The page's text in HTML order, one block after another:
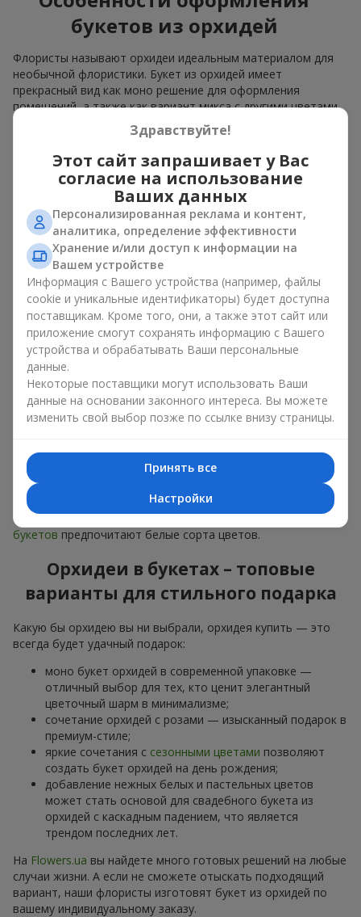
букетов из орхидей
Флористы называют орхидеи идеальным материалом для
необычной флористики. Букет из орхидей имеет
прекрасный вид как моно решение для оформления
помещений, а также как вариант микса с другими цветами,
который сохраняет свою выразительность в любом
Благодаря своей структуре орхидея позволяет создавать
композиции в классическом, минималистичном или
современном стиле. Букет из орхидей эффектно смотрится
как в камерных, так и в масштабных работах, а её
роскошные соцветия легко становятся центральным
элементом композиции. В зависимости от оформления и
сорта растений различается и цена на орхидеи. Учитывайте
это, прежде чем заказать букет из орхидей.
Кому дарят орхидеи?
Букет из орхидей универсален и может подойти любому. Их
дарятлюбимым женщинам
подруге,коллегеилибизнес-партнеру. Сегодня можно
орхидеи купить недорого, а значит, шанс сделать желанный
подарок становится еще больше.
особого события: юбилеев,
даже
бизнес-поздравлений.
Для романтики выбирают нежную экзотику — букет из
орхидей в розовых и фиолетовых тонах. Длясвадебных
букетов предпочитают белые сорта цветов.
Орхидеи в букетах – топовые
варианты для стильного подарка
Какую бы орхидею вы ни выбрали, орхидея купить — это
всегда будет удачный подарок:
моно букет орхидей в современной упаковке —
отличный выбор для тех, кто ценит элегантный
цветочный шарм в минимализме;
сочетание орхидей с розами — изысканный подарок в
премиум-стиле;
яркие сочетания с сезонными цветами позволяют
создать букет орхидей на день рождения;
добавление нежных белых и пастельных цветов
может стать основой для свадебного букета из
орхидей с каскадным падением, что является
трендом последних лет.
На Flowers.ua вы найдете много готовых решений на любые
случаи жизни. А если не сможете отыскать подходящий
вариант, наши флористы изготовят букет из орхидей по
вашему индивидуальному заказу.
Здравствуйте!
Этот сайт запрашивает у Вас
согласие на использование
Ваших данных
Персонализированная реклама и контент,
аналитика, определение эффективности
Хранение и/или доступ к информации на
Вашем устройстве
Информация с Вашего устройства (например, файлы
cookie и уникальные идентификаторы) будет доступна
поставщикам. Кроме того, они, а также этот сайт или
приложение смогут сохранять информацию с Вашего
устройства и обрабатывать Ваши персональные
данные.
Некоторые поставщики могут использовать Ваши
данные на основании законного интереса. Вы можете
изменить свой выбор позже по ссылке внизу страницы.
Принять все
Настройки